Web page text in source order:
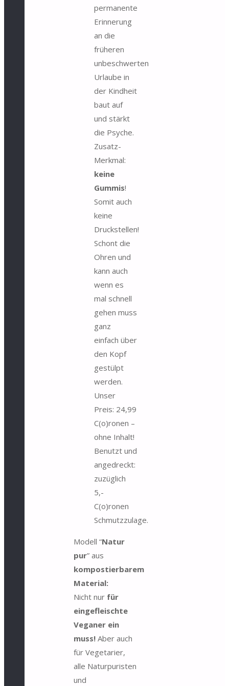
permanente
Erinnerung
an die
früheren
unbeschwerten
Urlaube in
der Kindheit
baut auf
und stärkt
die Psyche.
Zusatz-
Merkmal:
keine
Gummis!
Somit auch
keine
Druckstellen!
Schont die
Ohren und
kann auch
wenn es
mal schnell
gehen muss
ganz
einfach über
den Kopf
gestülpt
werden.
Unser
Preis: 24,99
C(o)ronen –
ohne Inhalt!
Benutzt und
angedreckt:
zuzüglich
5,-
C(o)ronen
Schmutzzulage.
Modell “Natur
pur” aus
kompostierbarem
Material:
Nicht nur für
eingefleischte
Veganer ein
muss!Aber auch
für Vegetarier,
alle Naturpuristen
und